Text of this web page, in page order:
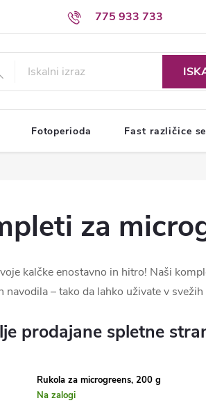
775 933 733
varstva osebnih podatkov
Fotoperioda Fast različice
za
kalčke enostavno in hitro! Naši
navodila – tako da lahko uživate v
prodajane spletne
Rukola za microgreens, 200 g
Na zalogi